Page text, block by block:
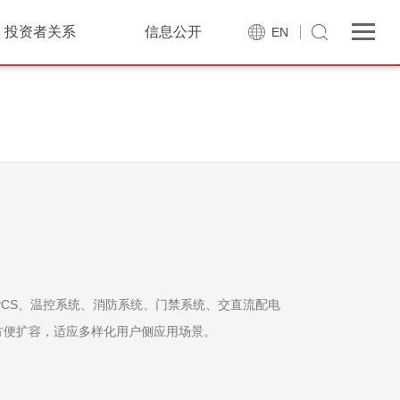
EN
投资者关系 信息公开
、温控系统、消防系统、门禁系统、交直流配电
扩容，适应多样化用户侧应用场景。